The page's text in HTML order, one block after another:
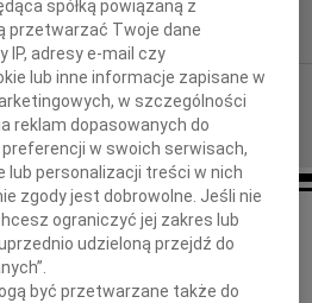
Wyrazy szczerego i głębokiego współczucia
spółką powiązaną z
przetwarzać Twoje dane
IP, adresy e-mail czy
lub inne informacje zapisane w
w szczególności
reklam dopasowanych do
w swoich serwisach,
lub personalizacji treści w nich
zgody jest dobrowolne. Jeśli nie
ograniczyć jej zakres lub
udzieloną przejdź do
być przetwarzane także do